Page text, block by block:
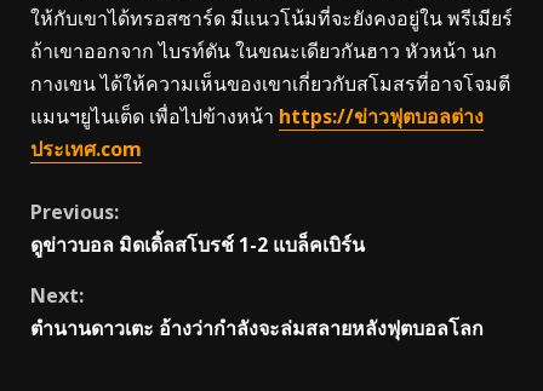
ให้กับเขาได้ทรอสซาร์ด มีแนวโน้มที่จะยังคงอยู่ใน พรีเมียร์
ถ้าเขาออกจาก ไบรท์ตัน ในขณะเดียวกันฮาว หัวหน้า นก
กางเขน ได้ให้ความเห็นของเขาเกี่ยวกับสโมสรที่อาจโจมตี
แมนฯยูไนเต็ด เพื่อไปข้างหน้า https://ข่าวฟุตบอลต่าง
ประเทศ.com
Continue
Reading
Previous:
ดูข่าวบอล มิดเดิ้ลสโบรช์ 1-2 แบล็คเบิร์น
Next:
ตำนานดาวเตะ อ้างว่ากําลังจะล่มสลายหลังฟุตบอลโลก